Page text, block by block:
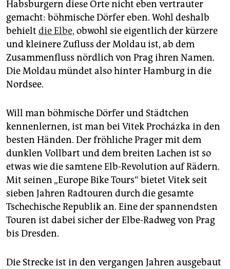
Habsburgern diese Orte nicht eben vertrauter
gemacht: böhmische Dörfer eben. Wohl deshalb
behielt die Elbe, obwohl sie eigentlich der kürzere
und kleinere Zufluss der Moldau ist, ab dem
Zusammenfluss nördlich von Prag ihren Namen.
Die Moldau mündet also hinter Hamburg in die
Nordsee.
Will man böhmische Dörfer und Städtchen
kennenlernen, ist man bei Vitek Procházka in den
besten Händen. Der fröhliche Prager mit dem
dunklen Vollbart und dem breiten Lachen ist so
etwas wie die samtene Elb-Revolution auf Rädern.
Mit seinen „Europe Bike Tours“ bietet Vitek seit
sieben Jahren Radtouren durch die gesamte
Tschechische Republik an. Eine der spannendsten
Touren ist dabei sicher der Elbe-Radweg von Prag
bis Dresden.
Die Strecke ist in den vergangen Jahren ausgebaut